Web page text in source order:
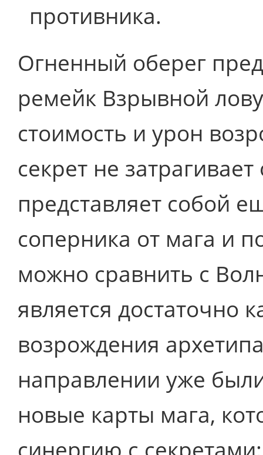
противника.
Огненный оберег
ремейк Взрывной
стоимость и урон
секрет не
представляет собой
соперника от мага и
можно сравнить с
является достаточно
возрождения
направлении уже
новые карты мага,